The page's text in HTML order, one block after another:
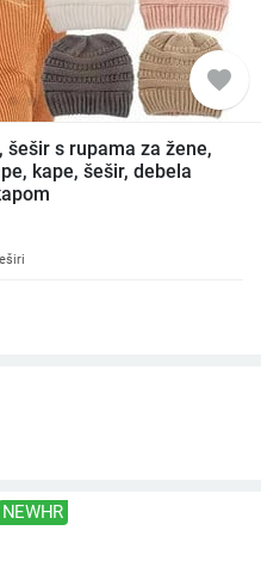
favorite
s rupama za žene,
kape, šešir, debela
NEWHR